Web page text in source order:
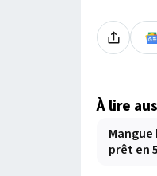
À lire
prêt en